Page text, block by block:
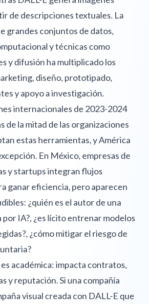
de descripciones textuales. La
grandes conjuntos de datos,
y técnicas como
y difusión ha multiplicado los
diseño, prototipado,
y apoyo a investigación.
internacionales de 2023-2024
de la mitad de las organizaciones
estas herramientas, y América
En México, empresas de
y startups integran flujos
ganar eficiencia, pero aparecen
¿quién es el autor de una
por IA?, ¿es lícito entrenar modelos
¿cómo mitigar el riesgo de
académica: impacta contratos,
y reputación. Si una compañía
visual creada con DALL-E que